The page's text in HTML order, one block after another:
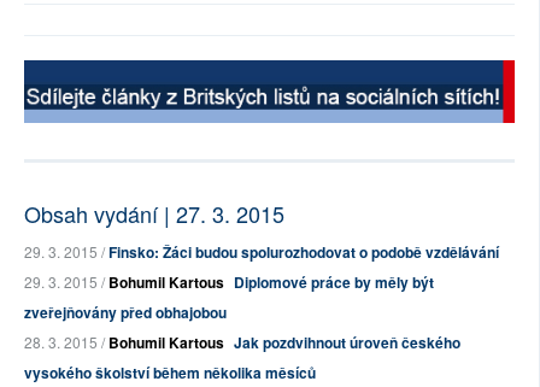
Obsah vydání | 27. 3. 2015
29. 3. 2015 /Finsko: Žáci budou spolurozhodovat o podobě vzdělávání
29. 3. 2015 /Bohumil Kartous Diplomové práce by měly být
zveřejňovány před obhajobou
28. 3. 2015 /Bohumil Kartous Jak pozdvihnout úroveň českého
vysokého školství během několika měsíců